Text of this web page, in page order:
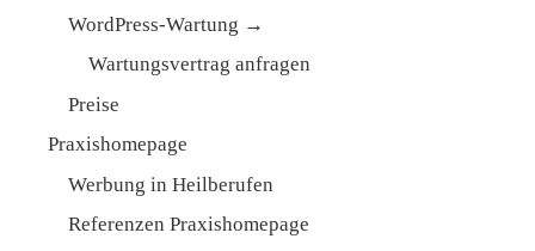
WordPress-Wartung →
Wartungsvertrag anfragen
Preise
Praxishomepage
Werbung in Heilberufen
Referenzen Praxishomepage